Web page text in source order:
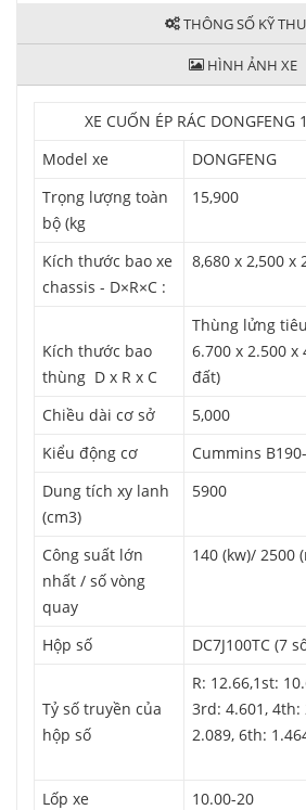
THÔNG SỐ KỸ
HÌNH ẢNH XE
XE CUỐN ÉP RÁC
Model xe
DONGFENG
Trọng lượng toàn
bộ (kg
15,900
Kích thước bao xe
chassis - D×R×C :
8,680 x 2,500 x
Kích thước bao
thùng D x R x C
Thùng lửng
6.700 x 2.500
đất)
Chiều dài cơ sở
5,000
Kiểu động cơ
Cummins
Dung tích xy lanh
(cm3)
5900
Công suất lớn
nhất / số vòng
quay
140 (kw)/ 2500
Hộp số DC7J100TC (7
Tỷ số truyền của
hộp số
R: 12.66,1st:
3rd: 4.601, 4th:
2.089, 6th:
Lốp xe
10.00-20